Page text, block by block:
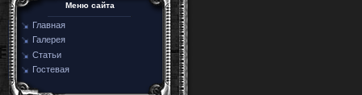
Меню сайта
Главная
Галерея
Статьи
Гостевая